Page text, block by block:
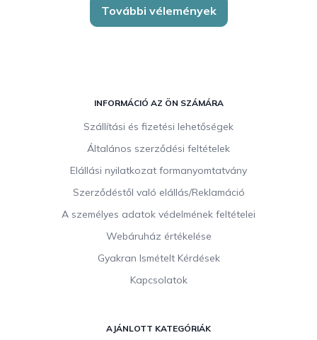
További vélemények
INFORMÁCIÓ AZ ÖN SZÁMÁRA
Szállítási és fizetési lehetőségek
Általános szerződési feltételek
Elállási nyilatkozat formanyomtatvány
Szerződéstől való elállás/Reklamáció
A személyes adatok védelmének feltételei
Webáruház értékelése
Gyakran Ismételt Kérdések
Kapcsolatok
AJÁNLOTT KATEGÓRIÁK